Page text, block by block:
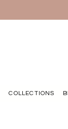
COLLECTIONS